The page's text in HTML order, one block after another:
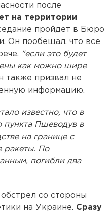
после
на территории
пройдет в Бюро
Он пообещал, что все
"если это будет
как можно шире
также призвал не
информацию.
известно, что в
пункта Пшеводув в
на границе с
ракеты. По
погибли два
со стороны
на Украине. Сразу